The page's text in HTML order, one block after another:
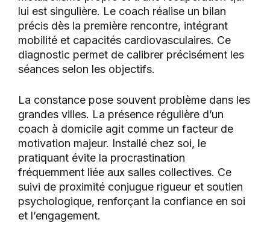
lui est singulière. Le coach réalise un bilan
précis dès la première rencontre, intégrant
mobilité et capacités cardiovasculaires. Ce
diagnostic permet de calibrer précisément les
séances selon les objectifs.
La constance pose souvent problème dans les
grandes villes. La présence régulière d’un
coach à domicile agit comme un facteur de
motivation majeur. Installé chez soi, le
pratiquant évite la procrastination
fréquemment liée aux salles collectives. Ce
suivi de proximité conjugue rigueur et soutien
psychologique, renforçant la confiance en soi
et l’engagement.